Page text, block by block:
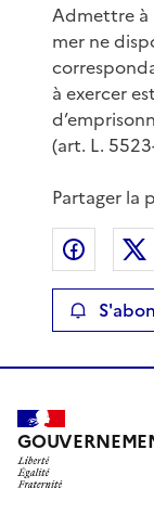
Admettre à
mer ne
à exercer
(art. L.
Partager la